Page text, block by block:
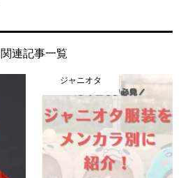
関連記事一覧
ジャニオタ